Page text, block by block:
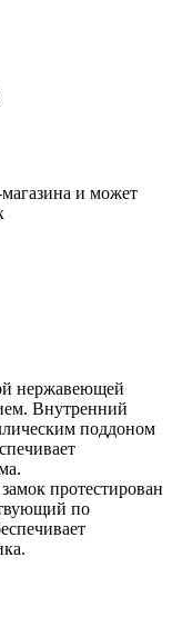
и может
нержавеющей
Внутренний
поддоном
протестирован
по